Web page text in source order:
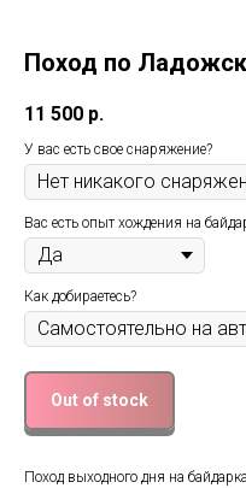
Поход по
11 500 р.
У вас есть свое снаряжение?
Вас есть опыт хождения на
Как добираетесь?
Out of stock
Поход выходного дня на